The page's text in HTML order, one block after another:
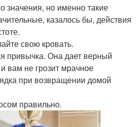
значения, но именно такие
казалось бы, действия
свою кровать.
привычка. Она дает верный
вам не грозит мрачное
при возвращении домой
правильно.